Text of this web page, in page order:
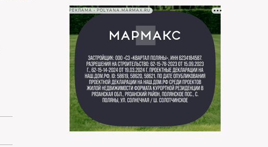
РЕКЛАМА • POLYANA.MARMAX.RU